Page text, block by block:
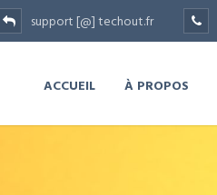
support [@] techout.fr
ACCUEIL À PROPOS